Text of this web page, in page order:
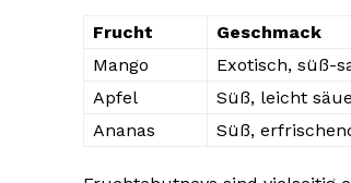
Frucht Geschmack
Mango
Exotisch, süß-
Apfel
Süß, leicht
Ananas
Süß,